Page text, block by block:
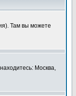
Там вы можете
Москва,